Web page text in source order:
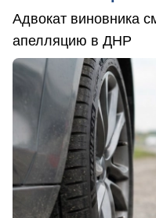
Адвокат виновника
апелляцию в ДНР